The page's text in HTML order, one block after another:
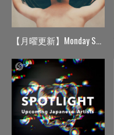
【月曜更新】Monday Spin